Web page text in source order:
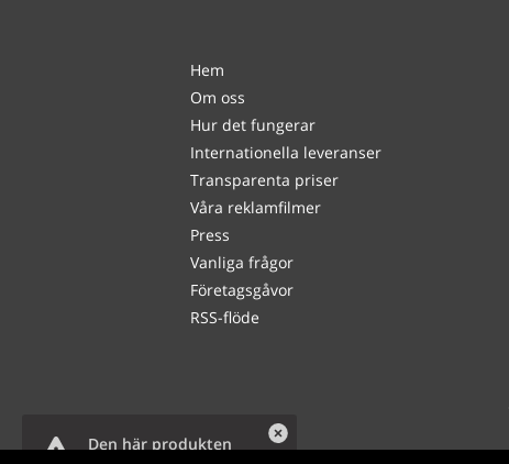
Den här produkten
Hem
Om oss
Hur det fungerar
Internationella leveranser
Transparenta priser
Våra reklamfilmer
Press
Vanliga frågor
Företagsgåvor
RSS-flöde